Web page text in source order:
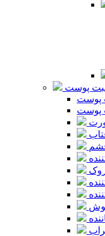
پوست
پوست
پوست